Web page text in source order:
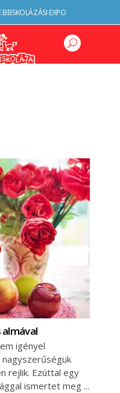
EXPO
igényel
rejlik. Ezúttal egy
ismertet meg